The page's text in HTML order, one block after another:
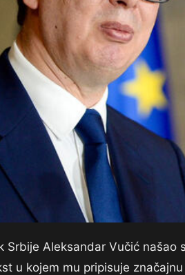
Srbije Aleksandar Vučić našao
u kojem mu pripisuje